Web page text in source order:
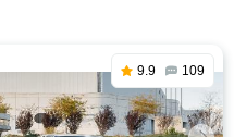
9.9 109